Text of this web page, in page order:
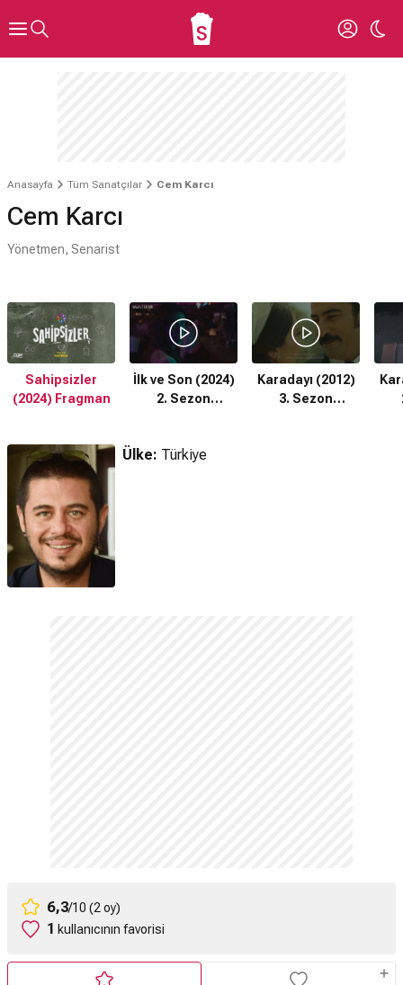
Anasayfa Tüm Sanatçılar Cem Karcı
Cem Karcı
Yönetmen, Senarist
Sahipsizler
(2024) Fragman
İlk ve Son (2024)
2. Sezon
Karadayı (2012)
3. Sezon
Ülke: Türkiye
6,3/10 (2 oy)
1 kullanıcının favorisi